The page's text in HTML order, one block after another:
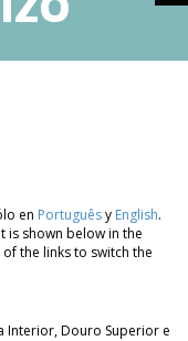
en Portuguêsy English.
is shown below in the
the links to switch the
Interior, Douro Superior e